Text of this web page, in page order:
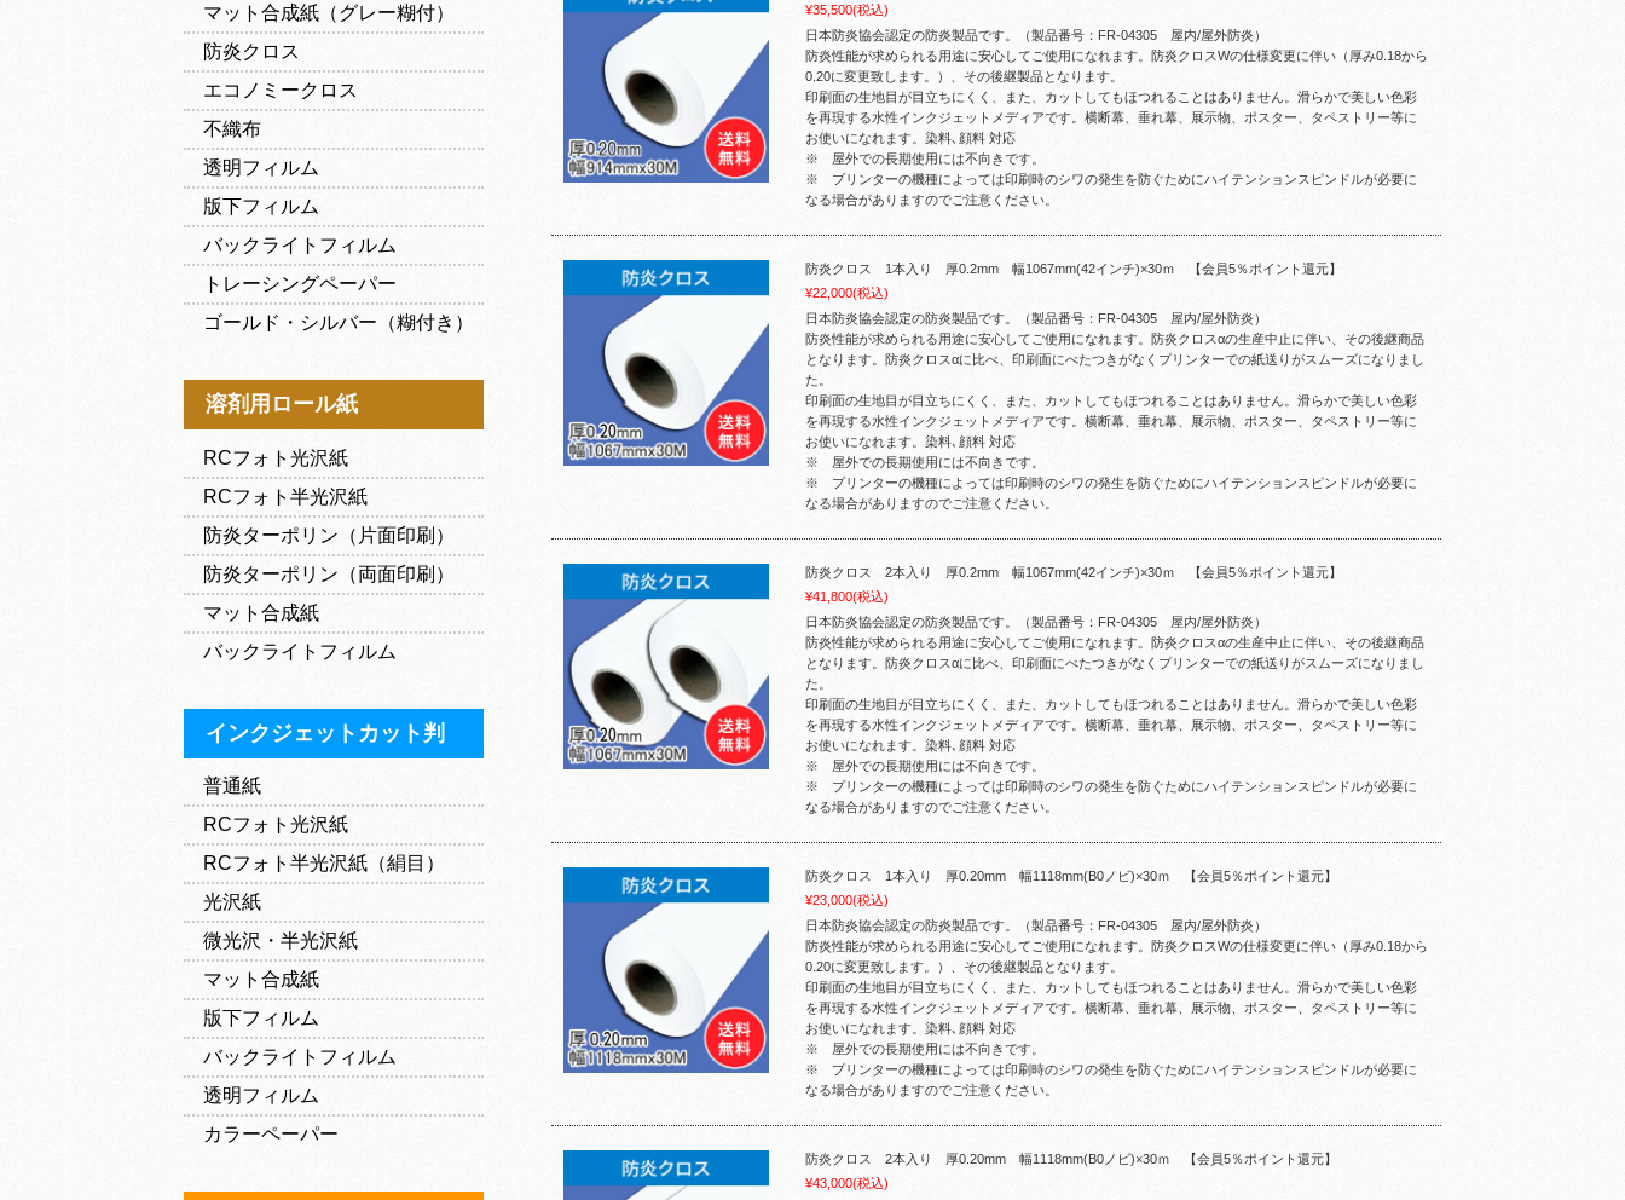
¥35,500(税込)
日本防炎協会認定の防炎製品です。（製品番号：FR-04305 屋内/屋外防炎）
防炎性能が求められる用途に安心してご使用になれます。防炎クロスWの仕様変更に伴い（厚み0.18から
0.20に変更致します。）、その後継製品となります。
印刷面の生地目が目立ちにくく、また、カットしてもほつれることはありません。滑らかで美しい色彩
を再現する水性インクジェットメディアです。横断幕、垂れ幕、展示物、ポスター、タペストリー等に
お使いになれます。染料､顔料 対応
※ 屋外での長期使用には不向きです。
※ プリンターの機種によっては印刷時のシワの発生を防ぐためにハイテンションスピンドルが必要に
なる場合がありますのでご注意ください。
防炎クロス 1本入り 厚0.2mm 幅1067mm(42インチ)×30ｍ 【会員5％ポイント還元】
¥22,000(税込)
日本防炎協会認定の防炎製品です。（製品番号：FR-04305 屋内/屋外防炎）
防炎性能が求められる用途に安心してご使用になれます。防炎クロスαの生産中止に伴い、その後継商品
となります。防炎クロスαに比べ、印刷面にべたつきがなくプリンターでの紙送りがスムーズになりまし
た。
印刷面の生地目が目立ちにくく、また、カットしてもほつれることはありません。滑らかで美しい色彩
を再現する水性インクジェットメディアです。横断幕、垂れ幕、展示物、ポスター、タペストリー等に
お使いになれます。染料､顔料 対応
※ 屋外での長期使用には不向きです。
※ プリンターの機種によっては印刷時のシワの発生を防ぐためにハイテンションスピンドルが必要に
なる場合がありますのでご注意ください。
防炎クロス 2本入り 厚0.2mm 幅1067mm(42インチ)×30ｍ 【会員5％ポイント還元】
¥41,800(税込)
日本防炎協会認定の防炎製品です。（製品番号：FR-04305 屋内/屋外防炎）
防炎性能が求められる用途に安心してご使用になれます。防炎クロスαの生産中止に伴い、その後継商品
となります。防炎クロスαに比べ、印刷面にべたつきがなくプリンターでの紙送りがスムーズになりまし
た。
印刷面の生地目が目立ちにくく、また、カットしてもほつれることはありません。滑らかで美しい色彩
を再現する水性インクジェットメディアです。横断幕、垂れ幕、展示物、ポスター、タペストリー等に
お使いになれます。染料､顔料 対応
※ 屋外での長期使用には不向きです。
※ プリンターの機種によっては印刷時のシワの発生を防ぐためにハイテンションスピンドルが必要に
なる場合がありますのでご注意ください。
防炎クロス 1本入り 厚0.20mm 幅1118mm(B0ノビ)×30ｍ 【会員5％ポイント還元】
¥23,000(税込)
日本防炎協会認定の防炎製品です。（製品番号：FR-04305 屋内/屋外防炎）
防炎性能が求められる用途に安心してご使用になれます。防炎クロスWの仕様変更に伴い（厚み0.18から
0.20に変更致します。）、その後継製品となります。
印刷面の生地目が目立ちにくく、また、カットしてもほつれることはありません。滑らかで美しい色彩
を再現する水性インクジェットメディアです。横断幕、垂れ幕、展示物、ポスター、タペストリー等に
お使いになれます。染料､顔料 対応
※ 屋外での長期使用には不向きです。
※ プリンターの機種によっては印刷時のシワの発生を防ぐためにハイテンションスピンドルが必要に
なる場合がありますのでご注意ください。
防炎クロス 2本入り 厚0.20mm 幅1118mm(B0ノビ)×30ｍ 【会員5％ポイント還元】
¥43,000(税込)
マット合成紙（グレー糊付）
防炎クロス
エコノミークロス
不織布
透明フィルム
版下フィルム
バックライトフィルム
トレーシングペーパー
ゴールド・シルバー（糊付き）
溶剤用ロール紙
RCフォト光沢紙
RCフォト半光沢紙
防炎ターポリン（片面印刷）
防炎ターポリン（両面印刷）
マット合成紙
バックライトフィルム
インクジェットカット判
普通紙
RCフォト光沢紙
RCフォト半光沢紙（絹目）
光沢紙
微光沢・半光沢紙
マット合成紙
版下フィルム
バックライトフィルム
透明フィルム
カラーペーパー